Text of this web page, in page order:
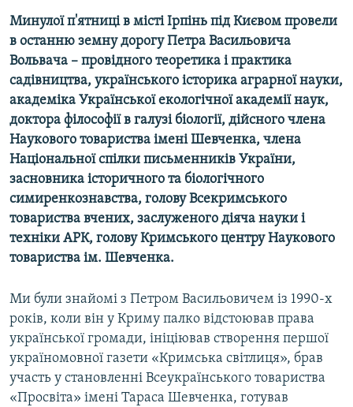
Усі сайти RFE/RL
Минулої п'ятниці в місті Ірпінь під Києвом провели
в останню земну дорогу Петра Васильовича
Вольвача – провідного теоретика і практика
садівництва, українського історика аграрної науки,
академіка Української екологічної академії наук,
доктора філософії в галузі біології, дійсного члена
Наукового товариства імені Шевченка, члена
Національної спілки письменників України,
засновника історичного та біологічного
симиренкознавства, голову Всекримського
товариства вчених, заслуженого діяча науки і
техніки АРК, голову Кримського центру Наукового
товариства ім. Шевченка.
Ми були знайомі з Петром Васильовичем із 1990-х
років, коли він у Криму палко відстоював права
української громади, ініціював створення першої
україномовної газети «Кримська світлиця», брав
участь у становленні Всеукраїнського товариства
«Просвіта» імені Тараса Шевченка, готував